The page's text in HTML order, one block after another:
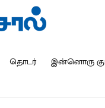
தொடர் இன்னொரு